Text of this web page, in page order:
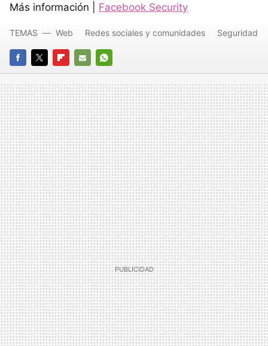
Más información | Facebook Security
FACEBOOK
TWITTERFLIPBOARD
E-
MAIL
WHATSAPP
TEMAS Web Redes sociales y comunidades Seguridad